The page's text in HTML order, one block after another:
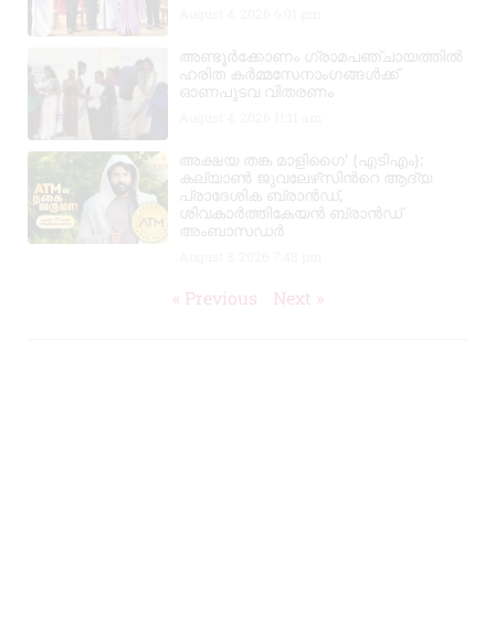
അണ്ടൂർക്കോണം ഗ്രാമപഞ്ചായത്തിൽ
ഹരിത കർമ്മസേനാംഗങ്ങൾക്ക്
ഓണപുടവ വിതരണം
അക്ഷയ തങ്ക മാളിഗൈ’ (എടിഎം):
കല്യാണ്‍ ജുവലേഴ്‌സിന്‍റെ ആദ്യ
പ്രാദേശിക ബ്രാന്‍ഡ്,
ശിവകാര്‍ത്തികേയന്‍ ബ്രാന്‍ഡ്
അംബാസഡര്‍
« Previous Next »